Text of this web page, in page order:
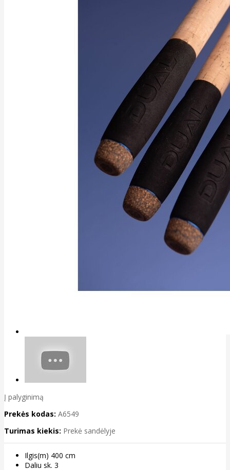
Į palyginimą
Prekės kodas: A6549
Turimas kiekis: Prekė sandėlyje
Ilgis(m) 400 cm
Daliu sk. 3